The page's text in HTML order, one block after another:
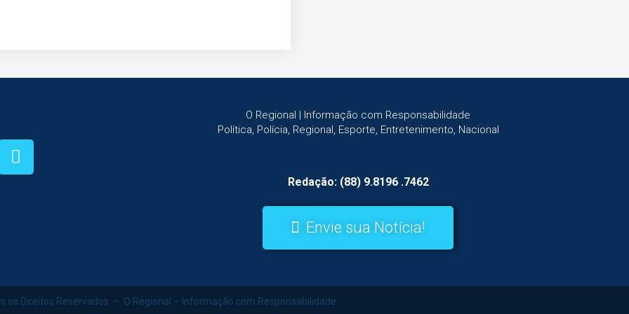
O Regional | Informação com Responsabilidade
Política, Polícia, Regional, Esporte, Entretenimento, Nacional
Redação: (88) 9.8196 .7462
Envie sua Notícia!
os Direitos Reservados – O Regional – Informação com Responsabilidade